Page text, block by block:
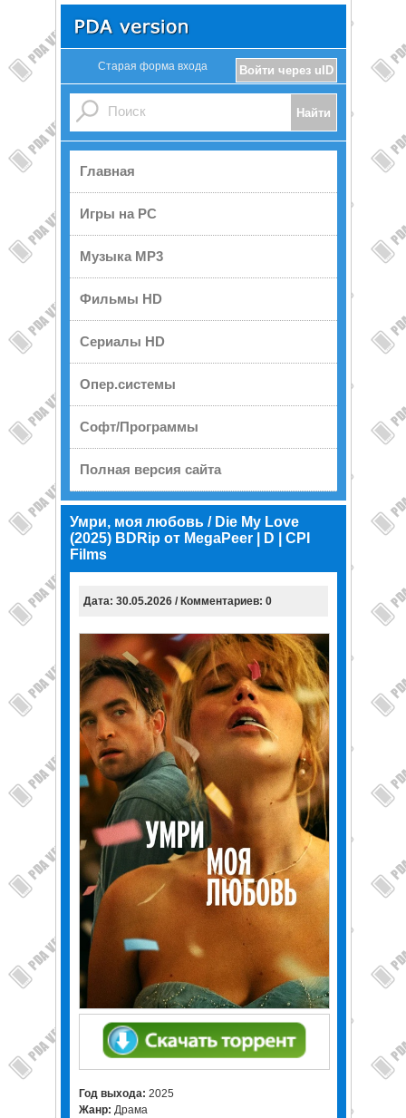
Войти через uID
Старая форма входа
Главная
Игры на PC
Музыка MP3
Фильмы HD
Сериалы HD
Опер.системы
Софт/Программы
Полная версия сайта
Умри, моя любовь / Die My Love
(2025) BDRip от MegaPeer | D | CPI
Films
Дата: 30.05.2026 / Комментариев: 0
Год выхода: 2025
Жанр: Драма